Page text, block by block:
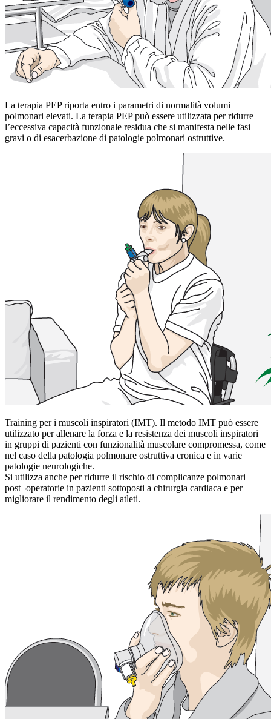
La terapia PEP riporta entro i parametri di normalità volumi
polmonari elevati. La terapia PEP può essere utilizzata per ridurre
l’eccessiva capacità funzionale residua che si manifesta nelle fasi
gravi o di esacerbazione di patologie polmonari ostruttive.
Training per i muscoli inspiratori (IMT). Il metodo IMT può essere
utilizzato per allenare la forza e la resistenza dei muscoli inspiratori
in gruppi di pazienti con funzionalità muscolare compromessa, come
nel caso della patologia polmonare ostruttiva cronica e in varie
patologie neurologiche.
Si utilizza anche per ridurre il rischio di complicanze polmonari
post¬operatorie in pazienti sottoposti a chirurgia cardiaca e per
migliorare il rendimento degli atleti.